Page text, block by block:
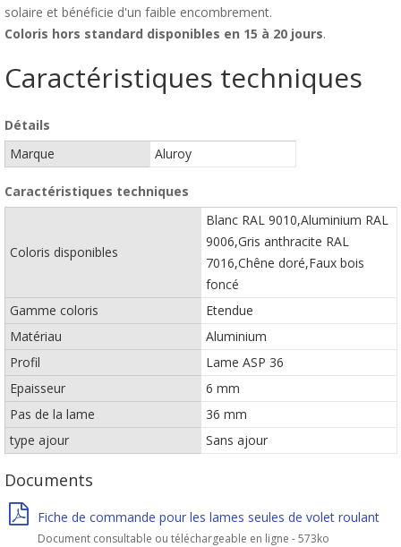
solaire et bénéficie d'un faible encombrement.
Coloris hors standard disponibles en 15 à 20 jours.
Caractéristiques techniques
Détails
Marque
Aluroy
Caractéristiques techniques
Coloris disponibles
Blanc RAL 9010,Aluminium RAL
9006,Gris anthracite RAL
7016,Chêne doré,Faux bois
foncé
Gamme coloris
Etendue
Matériau
Aluminium
Profil
Lame ASP 36
Epaisseur
6 mm
Pas de la lame
36 mm
type ajour
Sans ajour
Documents
Fiche de commande pour les lames seules de volet roulant
Document consultable ou téléchargeable en ligne - 573ko